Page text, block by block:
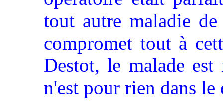
tout autre maladie
compromet tout à
Destot, le malade
n'est pour rien dans le